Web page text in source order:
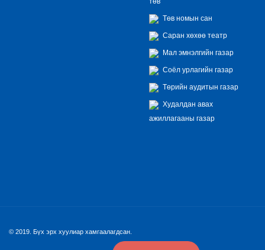
Төв номын сан
Саран хөхөө театр
Мал эмнэлгийн газар
Соёл урлагийн газар
Төрийн аудитын газар
Худалдан авах
ажиллагааны газар
© 2019. Бүх эрх хуулиар хамгаалагдсан.